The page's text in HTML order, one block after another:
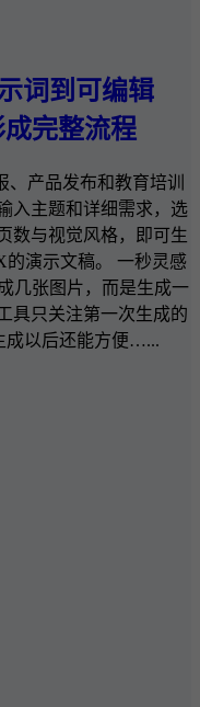
词到可编辑
完整流程
产品发布和教育培训
入主题和详细需求，选
数与视觉风格，即可生
的演示文稿。 一秒灵感
几张图片，而是生成一
具只关注第一次生成的
成以后还能方便…...